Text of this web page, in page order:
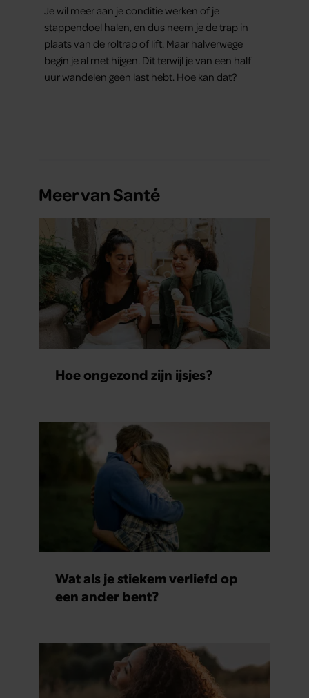
Je wil meer aan je conditie werken of je
stappendoel halen, en dus neem je de trap in
plaats van de roltrap of lift. Maar halverwege
begin je al met hijgen. Dit terwijl je van een half
uur wandelen geen last hebt. Hoe kan dat?
Meer van Santé
Hoe ongezond zijn ijsjes?
Wat als je stiekem verliefd op
een ander bent?